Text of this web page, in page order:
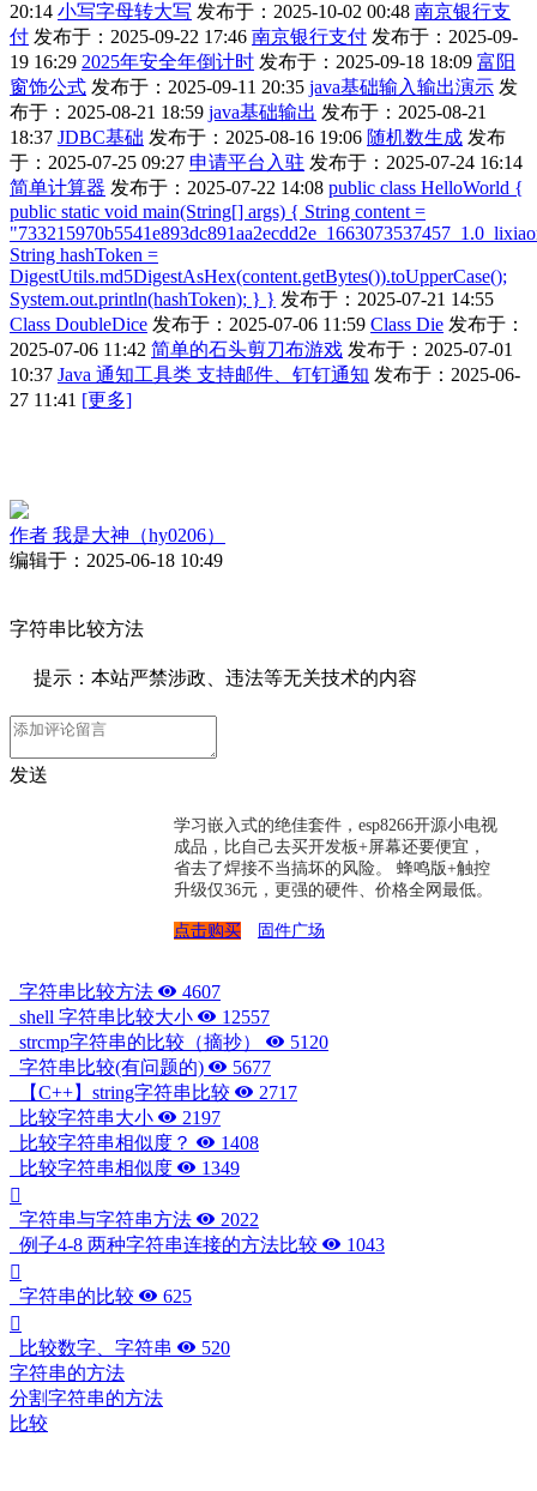
20:14 小写字母转大写 发布于：2025-10-02 00:48 南京银行支
付 发布于：2025-09-22 17:46 南京银行支付 发布于：2025-09-
19 16:29 2025年安全年倒计时 发布于：2025-09-18 18:09 富阳
窗饰公式 发布于：2025-09-11 20:35 java基础输入输出演示 发
布于：2025-08-21 18:59 java基础输出 发布于：2025-08-21
18:37 JDBC基础 发布于：2025-08-16 19:06 随机数生成 发布
于：2025-07-25 09:27 申请平台入驻 发布于：2025-07-24 16:14
简单计算器 发布于：2025-07-22 14:08 public class HelloWorld {
public static void main(String[] args) { String content =
String hashToken =
DigestUtils.md5DigestAsHex(content.getBytes()).toUpperCase();
System.out.println(hashToken); } } 发布于：2025-07-21 14:55
Class DoubleDice 发布于：2025-07-06 11:59 Class Die 发布于：
2025-07-06 11:42 简单的石头剪刀布游戏 发布于：2025-07-01
10:37 Java 通知工具类 支持邮件、钉钉通知 发布于：2025-06-
27 11:41 [更多]
作者 我是大神（hy0206）
编辑于：2025-06-18 10:49
字符串比较方法
提示：本站严禁涉政、违法等无关技术的内容
发送
学习嵌入式的绝佳套件，esp8266开源小电视
成品，比自己去买开发板+屏幕还要便宜，
省去了焊接不当搞坏的风险。 蜂鸣版+触控
升级仅36元，更强的硬件、价格全网最低。
点击购买 固件广场
字符串比较方法
4607
shell 字符串比较大小
12557
strcmp字符串的比较（摘抄）
5120
字符串比较(有问题的)
5677
【C++】string字符串比较
2717
比较字符串大小
2197
比较字符串相似度？
1408
比较字符串相似度
1349
字符串与字符串方法
2022
例子4-8 两种字符串连接的方法比较
1043
字符串的比较 625
比较数字、字符串
520
字符串的方法
分割字符串的方法
比较